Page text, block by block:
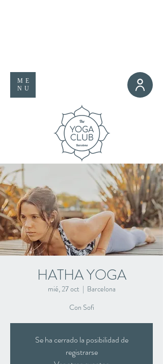
ME
NU
HATHA YOGA
mié, 27 oct
  |
Barcelona
Con Sofi
Se ha cerrado la posibilidad de
registrarse